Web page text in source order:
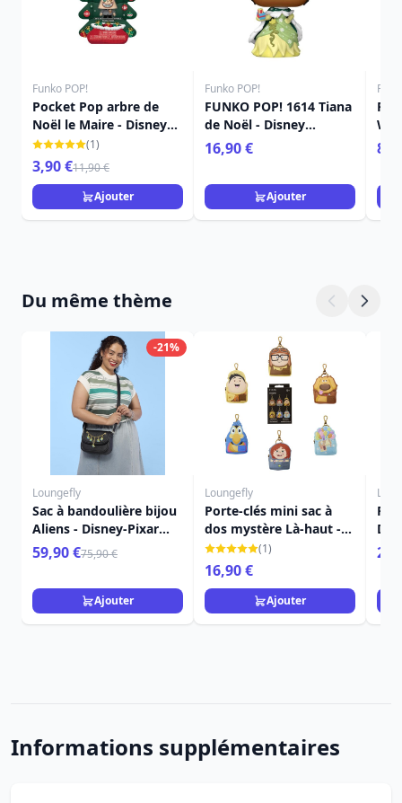
Funko POP!
Pocket Pop arbre de
Noël le Maire - Disney
L'étrange Noël De
Monsieur Jack
(1)
3,90 €11,90 €
Ajouter
Funko POP!
FUNKO POP! 1614 Tiana
de Noël - Disney
Princess
16,90 €
Ajouter
Du même thème
-21%
Loungefly
Sac à bandoulière bijou
Aliens - Disney-Pixar
Loungefly Toy Story 5
59,90 €75,90 €
Ajouter
Loungefly
Porte-clés mini sac à
dos mystère Là-haut -
Disney-Pixar Loungefly
(1)
16,90 €
Ajouter
Informations supplémentaires